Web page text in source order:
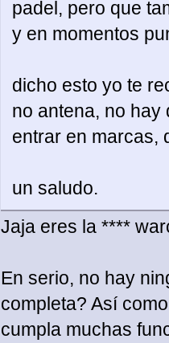
padel, pero que
y en momentos
dicho esto yo te
no antena, no hay
entrar en marcas,
un saludo.
Jaja eres la ****
En serio, no hay
completa? Así
cumpla muchas